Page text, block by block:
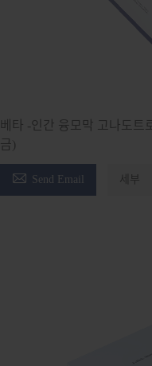
베타 -인간 융모막 고나도트
금)
 Send Email 세부